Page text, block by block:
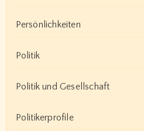
Persönlichkeiten
Politik
Politik und Gesellschaft
Politikerprofile